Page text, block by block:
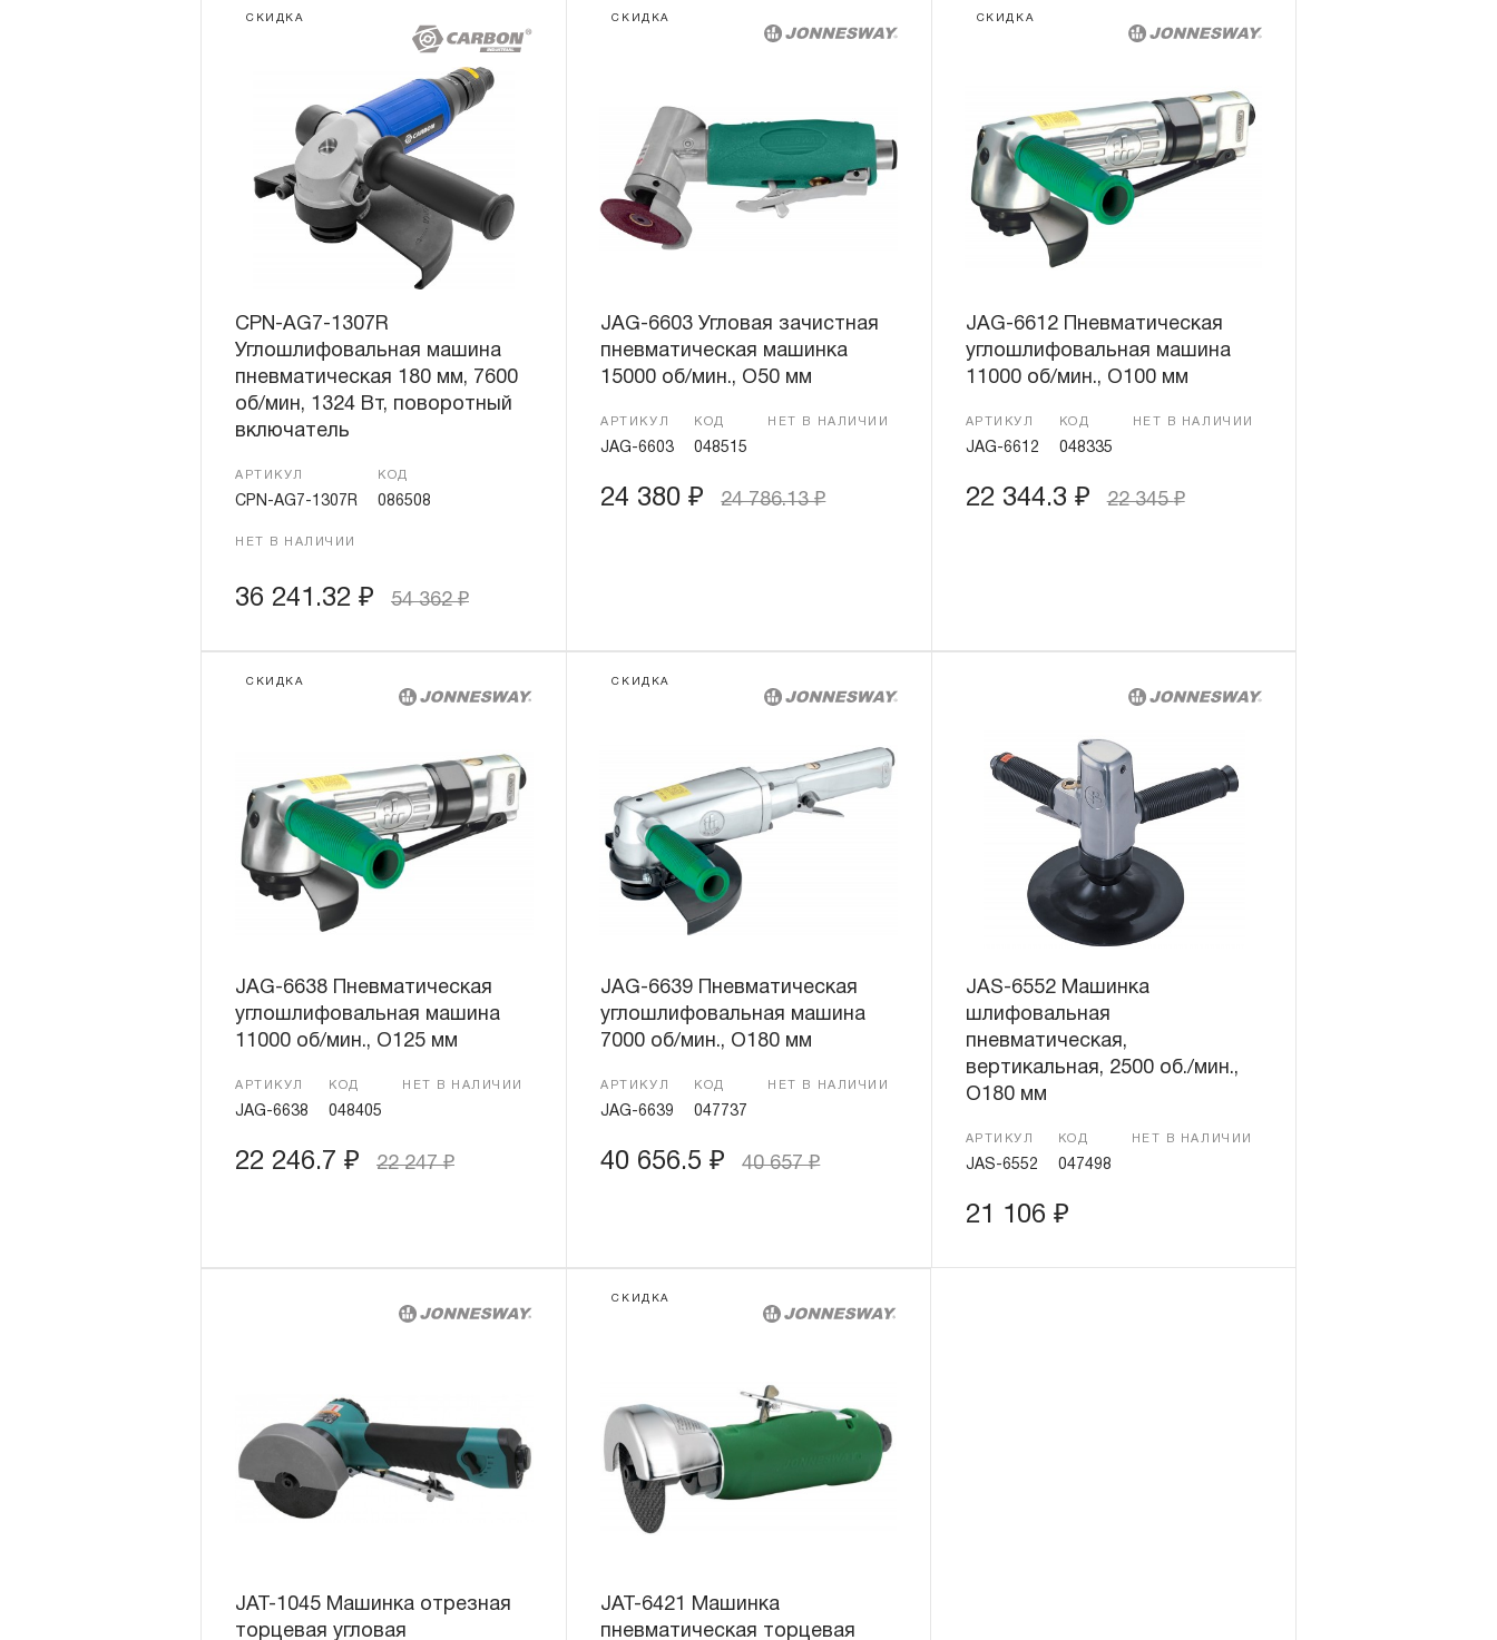
СКИДКА
CPN-AG7-1307R
Углошлифовальная машина
пневматическая 180 мм, 7600
об/мин, 1324 Вт, поворотный
включатель
АРТИКУЛ
CPN-AG7-1307R
КОД
086508
НЕТ В НАЛИЧИИ
36 241.32 ₽ 54 362₽
СКИДКА
JAG-6603 Угловая зачистная
пневматическая машинка
15000 об/мин., O50 мм
АРТИКУЛ
JAG-6603
КОД
048515
НЕТ В НАЛИЧИИ
24 380₽ 24 786.13₽
СКИДКА
JAG-6612 Пневматическая
углошлифовальная машина
11000 об/мин., O100 мм
АРТИКУЛ
JAG-6612
КОД
048335
НЕТ В НАЛИЧИИ
22 344.3 ₽ 22 345₽
СКИДКА
JAG-6638 Пневматическая
углошлифовальная машина
11000 об/мин., O125 мм
АРТИКУЛ
JAG-6638
КОД
048405
НЕТ В НАЛИЧИИ
22 246.7 ₽ 22 247₽
СКИДКА
JAG-6639 Пневматическая
углошлифовальная машина
7000 об/мин., O180 мм
АРТИКУЛ
JAG-6639
КОД
047737
НЕТ В НАЛИЧИИ
40 656.5₽ 40 657₽
JAS-6552 Машинка
шлифовальная
пневматическая,
вертикальная, 2500 об./мин.,
O180 мм
АРТИКУЛ
JAS-6552
КОД
047498
НЕТ В НАЛИЧИИ
21 106 ₽
JAT-1045 Машинка отрезная
торцевая угловая
СКИДКА
JAT-6421 Машинка
пневматическая торцевая